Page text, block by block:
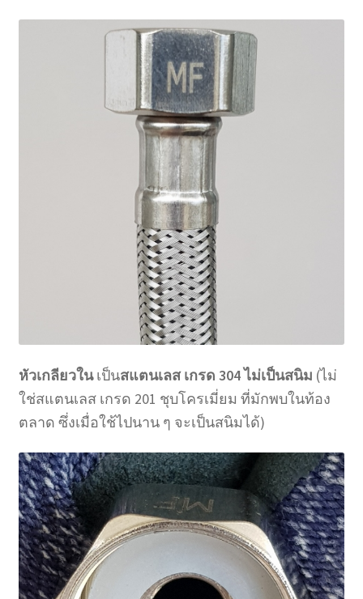
หัวเกลียวในเป็นสแตนเลส เกรด 304 ไม่เป็นสนิม (ไม่
ใช่สแตนเลส เกรด 201 ชุบโครเมี่ยม ที่มักพบในท้อง
ตลาด ซึ่งเมื่อใช้ไปนาน ๆ จะเป็นสนิมได้)